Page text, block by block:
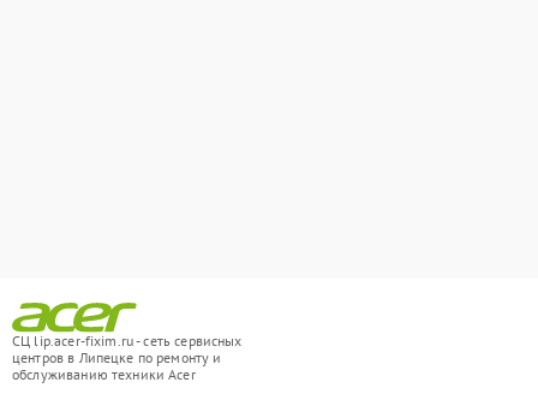
СЦ lip.acer-fixim.ru - сеть сервисных
центров в Липецке по ремонту и
обслуживанию техники Acer